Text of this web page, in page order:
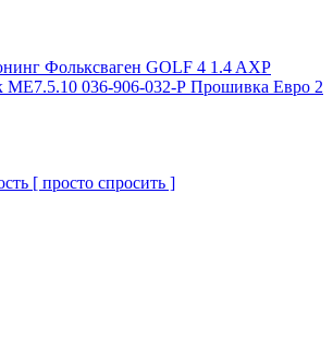
Фольксваген GOLF 4 1.4 AXP
036-906-032-Р Прошивка Евро 2
[ просто спросить ]